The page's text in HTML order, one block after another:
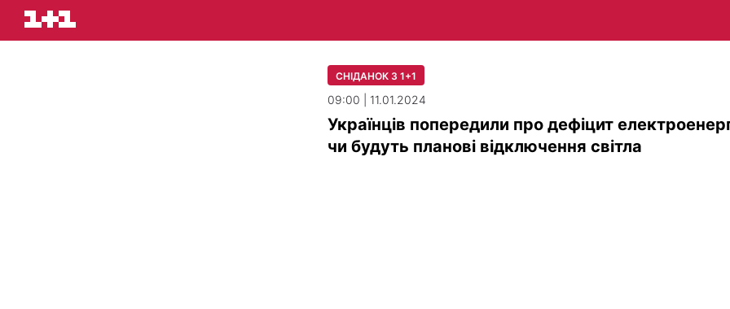
СНІДАНОК З 1+1
09:00 | 11.01.2024
Українців попередили про дефіцит
чи будуть планові відключення світла